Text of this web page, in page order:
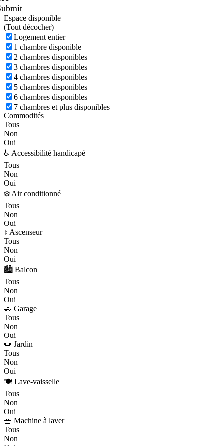
Espace disponible
(Tout décocher)
Logement entier
1 chambre disponible
2 chambres disponibles
3 chambres disponibles
4 chambres disponibles
5 chambres disponibles
6 chambres disponibles
7 chambres et plus disponibles
Commodités
Tous
Non
Oui
♿ Accessibilité handicapé
Tous
Non
Oui
❄️ Air conditionné
Tous
Non
Oui
↕️ Ascenseur
Tous
Non
Oui
🏙️ Balcon
Tous
Non
Oui
🚗 Garage
Tous
Non
Oui
🌻 Jardin
Tous
Non
Oui
🍽️ Lave-vaisselle
Tous
Non
Oui
🧺 Machine à laver
Tous
Non